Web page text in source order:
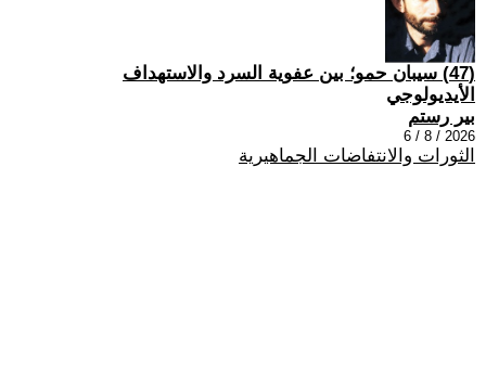
(47) سيبان حمو؛ بين عفوية السرد والاستهداف
الأيديولوجي
بير رستم
2026 / 8 / 6
الثورات والانتفاضات الجماهيرية